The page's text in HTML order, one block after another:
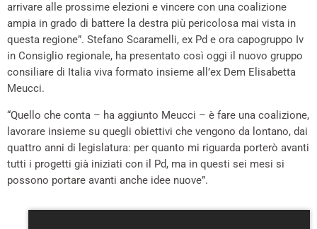
arrivare alle prossime elezioni e vincere con una coalizione
ampia in grado di battere la destra più pericolosa mai vista in
questa regione”. Stefano Scaramelli, ex Pd e ora capogruppo Iv
in Consiglio regionale, ha presentato così oggi il nuovo gruppo
consiliare di Italia viva formato insieme all’ex Dem Elisabetta
Meucci.
“Quello che conta – ha aggiunto Meucci – è fare una coalizione,
lavorare insieme su quegli obiettivi che vengono da lontano, dai
quattro anni di legislatura: per quanto mi riguarda porterò avanti
tutti i progetti già iniziati con il Pd, ma in questi sei mesi si
possono portare avanti anche idee nuove”.